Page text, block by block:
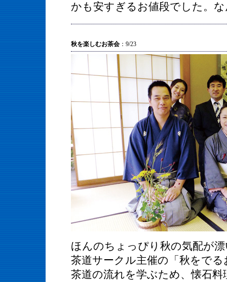
かも安すぎるお値段でした。
秋を楽しむお茶会 ：9/23
ほんのちょっぴり秋の気配が
茶道サークル主催の「秋をで
茶道の流れを学ぶため、懐石